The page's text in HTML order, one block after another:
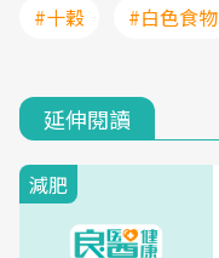
#十穀
#白色食物
延伸閱讀
減肥